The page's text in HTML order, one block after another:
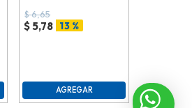
$6,65
$5,78 13 %
AGREGAR